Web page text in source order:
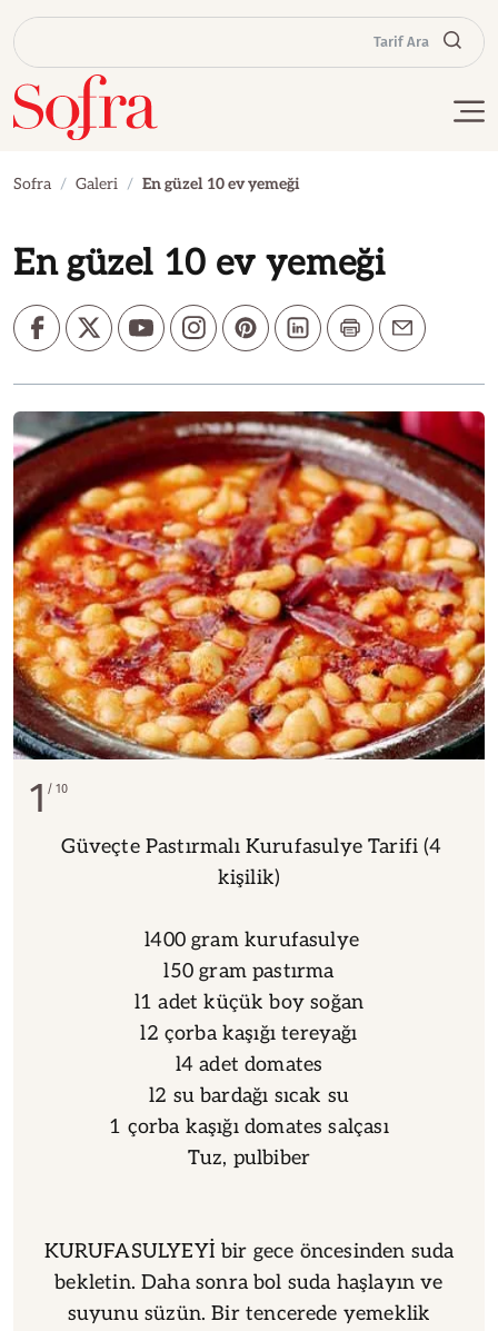
Tarif Ara
Sofra Galeri En güzel 10 ev yemeği
En güzel 10 ev yemeği
1 10
Güveçte Pastırmalı Kurufasulye Tarifi (4
kişilik)
l400 gram kurufasulye
l50 gram pastırma
l1 adet küçük boy soğan
l2 çorba kaşığı tereyağı
l4 adet domates
l2 su bardağı sıcak su
1 çorba kaşığı domates salçası
Tuz, pulbiber
KURUFASULYEYİ bir gece öncesinden suda
bekletin. Daha sonra bol suda haşlayın ve
suyunu süzün. Bir tencerede yemeklik